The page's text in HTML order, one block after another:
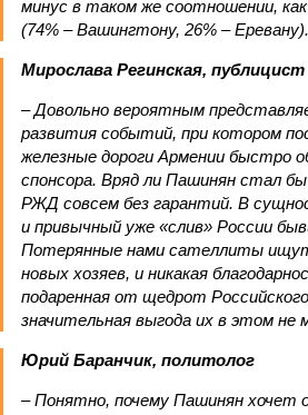
подаренная от щедрот
значительная выгода их в этом не
Юрий Баранчик, политолог
– Понятно, почему Пашинян хочет
РЖД – в отместку за закрытие
и вообще, чтобы ничего
осталось. Вместе с тем, если
отожмёт актив большой РЖД в
то о какой результативной
можно будет говорить в принципе?
Экс-президент
отказался признать